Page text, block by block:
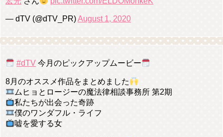
— dTV (@dTV_PR)August 1, 2020
#dTV 今月のピックアップムービー
8月のオススメ作品をまとめました
ムヒョとロージーの魔法律相談事務所 第2期
私たちが出会った奇跡
僕のワンダフル・ライフ
嘘を愛する女